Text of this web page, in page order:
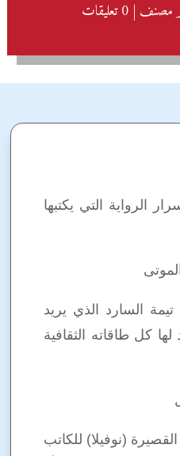
مصنف | 0 تعليقات
الرواية التي يكتبها
السارد الذي يريد
كل طاقاته الثقافية
(نوفيلا) للكاتب